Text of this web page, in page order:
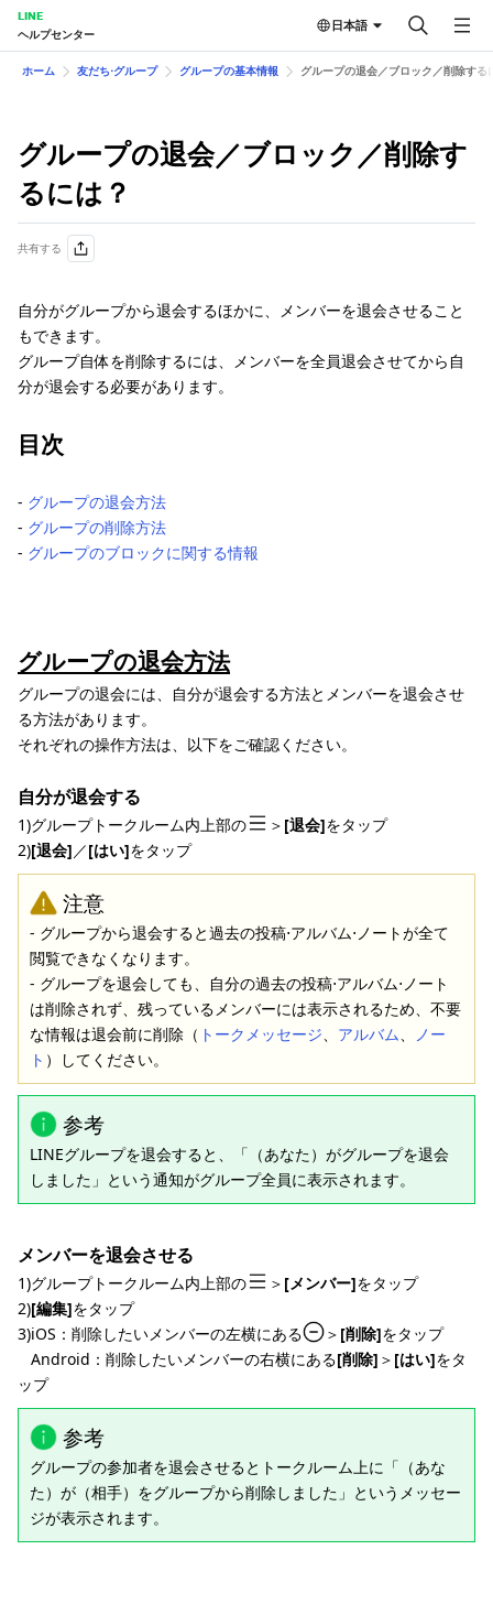
LINE
ヘルプセンター
日本語
ホーム 友だち⋅グループ グループの基本情報 グループの退会／ブロック／削除する
グループの退会／ブロック／削除す
るには？
共有する
自分がグループから退会するほかに、メンバーを退会させること
もできます。
グループ自体を削除するには、メンバーを全員退会させてから自
分が退会する必要があります。
目次
- グループの退会方法
- グループの削除方法
- グループのブロックに関する情報
グループの退会方法
グループの退会には、自分が退会する方法とメンバーを退会させ
る方法があります。
それぞれの操作方法は、以下をご確認ください。
自分が退会する
1)グループトークルーム内上部の ＞ [退会]をタップ
2)[退会]／[はい]をタップ
注意
- グループから退会すると過去の投稿⋅アルバム⋅ノートが全て
閲覧できなくなります。
- グループを退会しても、自分の過去の投稿⋅アルバム⋅ノート
は削除されず、残っているメンバーには表示されるため、不要
な情報は退会前に削除（ トークメッセージ、 アルバム、
ノー
ト ）してください。
参考
LINEグループを退会すると、「（あなた）がグループを退会
しました」という通知がグループ全員に表示されます。
メンバーを退会させる
1)グループトークルーム内上部の ＞ [メンバー]をタップ
2)[編集]をタップ
3)iOS：削除したいメンバーの左横にある
＞ [削除]をタップ
Android：削除したいメンバーの右横にある[削除] ＞ [はい]をタ
ップ
参考
グループの参加者を退会させるとトークルーム上に「（あな
た）が（相手）をグループから削除しました」というメッセー
ジが表示されます。